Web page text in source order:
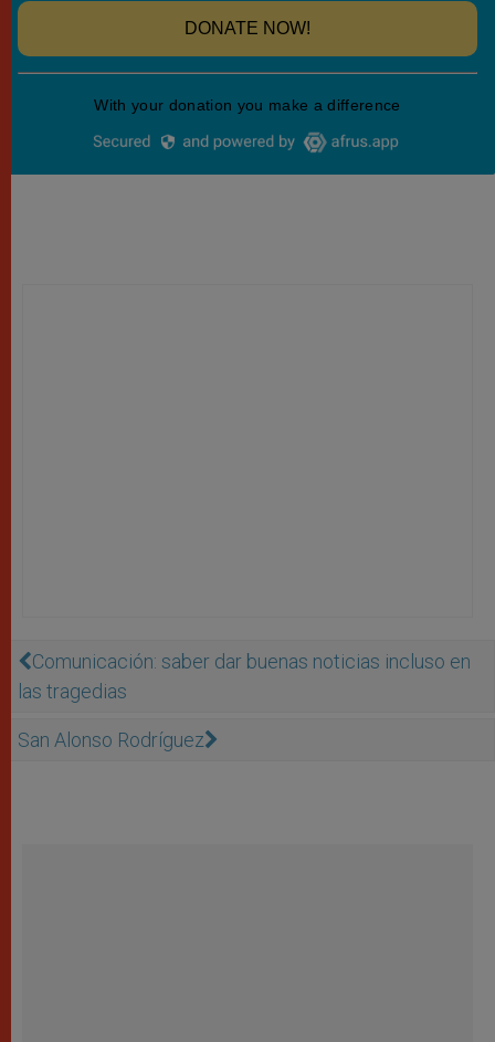
Comunicación: saber dar buenas noticias incluso en
las tragedias
San Alonso Rodríguez